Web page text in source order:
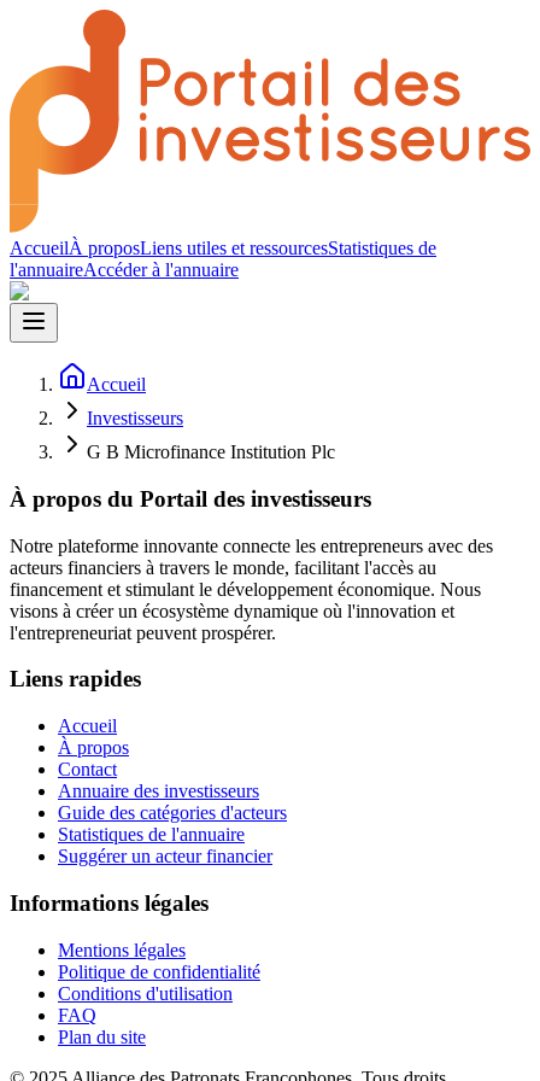
AccueilÀ proposLiens utiles et ressourcesStatistiques de
l'annuaireAccéder à l'annuaire
Accueil
Investisseurs
G B Microfinance Institution Plc
À propos du Portail des investisseurs
Notre plateforme innovante connecte les entrepreneurs avec des
acteurs financiers à travers le monde, facilitant l'accès au
financement et stimulant le développement économique. Nous
visons à créer un écosystème dynamique où l'innovation et
l'entrepreneuriat peuvent prospérer.
Liens rapides
Accueil
À propos
Contact
Annuaire des investisseurs
Guide des catégories d'acteurs
Statistiques de l'annuaire
Suggérer un acteur financier
Informations légales
Mentions légales
Politique de confidentialité
Conditions d'utilisation
FAQ
Plan du site